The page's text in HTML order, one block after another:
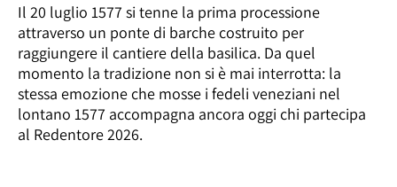
Il 20 luglio 1577 si tenne la prima processione
attraverso un ponte di barche costruito per
raggiungere il cantiere della basilica. Da quel
momento la tradizione non si è mai interrotta: la
stessa emozione che mosse i fedeli veneziani nel
lontano 1577 accompagna ancora oggi chi partecipa
al Redentore 2026.